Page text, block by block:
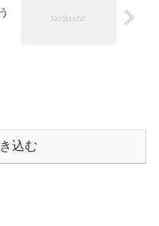
込む